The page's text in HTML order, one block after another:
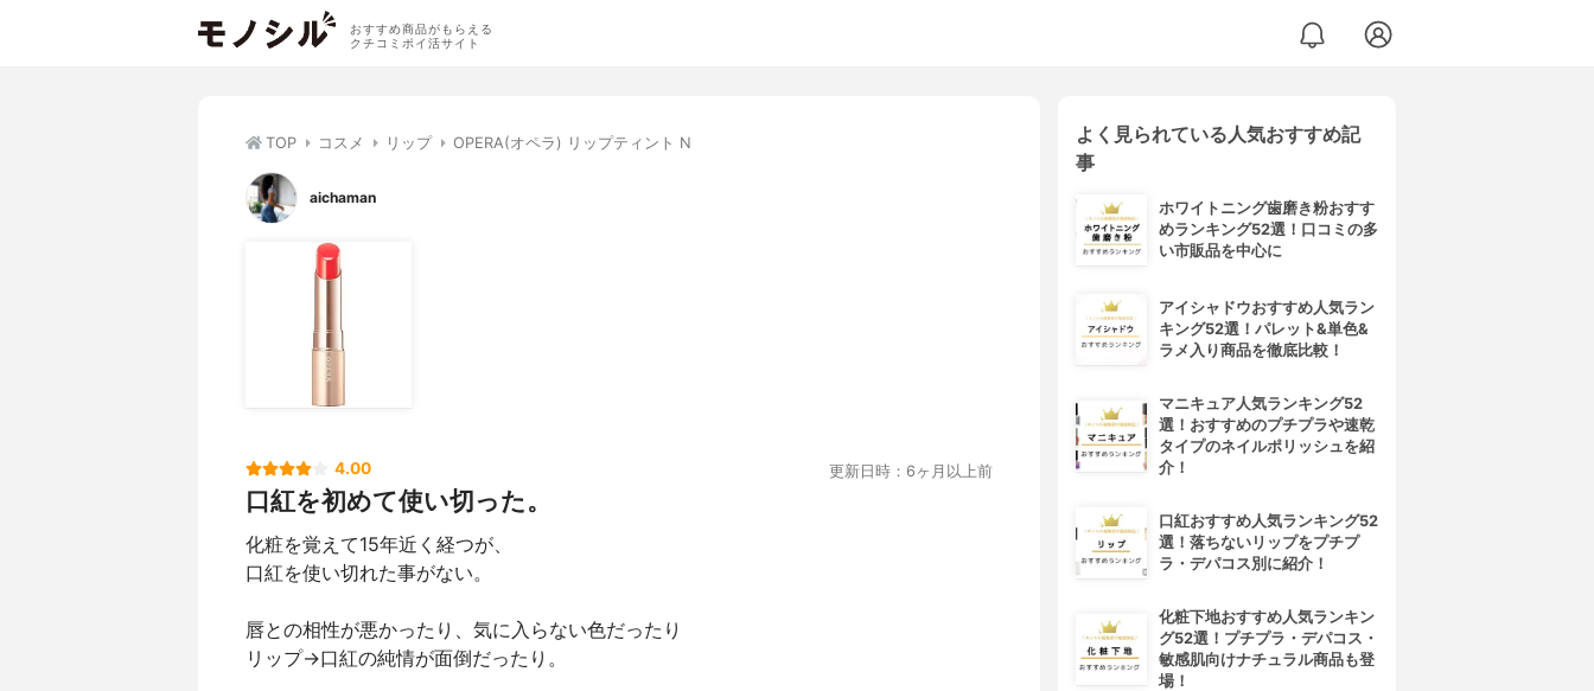
おすすめ商品がもらえる
クチコミポイ活サイト
TOP コスメ リップ OPERA(オペラ) リップティント N
aichaman
4.00 更新日時：6ヶ月以上前
口紅を初めて使い切った。
化粧を覚えて15年近く経つが、
口紅を使い切れた事がない。
唇との相性が悪かったり、気に入らない色だったり
リップ→口紅の純情が面倒だったり。
よく見られている人気おすすめ記
事
ホワイトニング歯磨き粉おすす
めランキング52選！口コミの多
い市販品を中心に
アイシャドウおすすめ人気ラン
キング52選！パレット&単色&
ラメ入り商品を徹底比較！
マニキュア人気ランキング52
選！おすすめのプチプラや速乾
タイプのネイルポリッシュを紹
介！
口紅おすすめ人気ランキング52
選！落ちないリップをプチプ
ラ・デパコス別に紹介！
化粧下地おすすめ人気ランキン
グ52選！プチプラ・デパコス・
敏感肌向けナチュラル商品も登
場！